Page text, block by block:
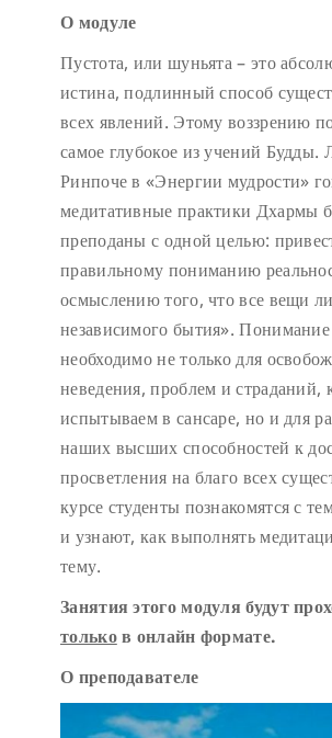
О модуле
Пустота, или шуньята – это
истина, подлинный способ
всех явлений. Этому воззрению
самое глубокое из учений Будды.
Ринпоче в «Энергии мудрости»
медитативные практики Дхармы
преподаны с одной целью:
правильному пониманию
осмыслению того, что все вещи
независимого бытия».
необходимо не только для
неведения, проблем и страданий,
испытываем в сансаре, но и для
наших высших способностей к
просветления на благо всех
курсе студенты познакомятся с
и узнают, как выполнять
тему.
Занятия этого модуля будут
тольков онлайн формате.
О преподавателе